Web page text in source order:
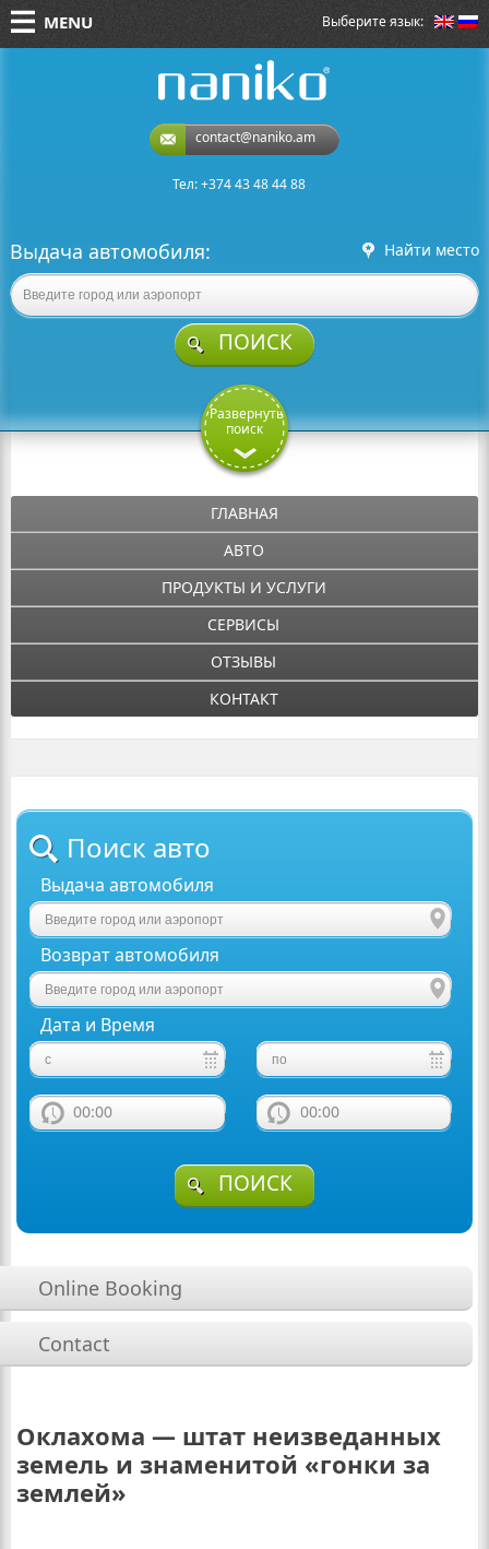
Выберите язык:
MENU
contact@naniko.am
Тел: +374 43 48 44 88
Выдача автомобиля: Найти место
ПОИСК
Развернуть
поиск
ГЛАВНАЯ
АВТО
ПРОДУКТЫ И УСЛУГИ
СЕРВИСЫ
ОТЗЫВЫ
КОНТАКТ
Поиск авто
Выдача автомобиля
Возврат автомобиля
Дата и Время
00:00 00:00
ПОИСК
Online Booking
Contact
Оклахома — штат неизведанных
земель и знаменитой «гонки за
землей»